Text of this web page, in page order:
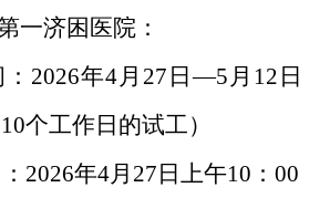
一济困医院：
2026年4月 27 日—5 月 12 日
10个工作日的试工）
2026年4月 27 日上午10 ： 00